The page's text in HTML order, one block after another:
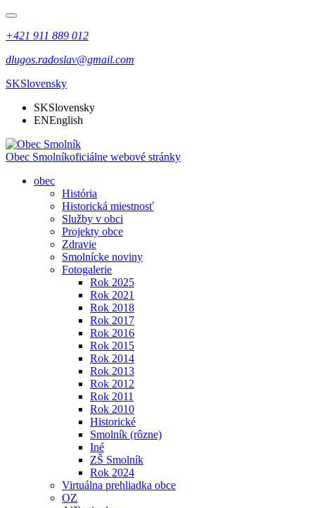
+421 911 889 012
dlugos.radoslav@gmail.com
SKSlovensky
SKSlovensky
ENEnglish
Obec Smolníkoficiálne webové stránky
obec
História
Historická miestnosť
Služby v obci
Projekty obce
Zdravie
Smolnícke noviny
Fotogalerie
Rok 2025
Rok 2021
Rok 2018
Rok 2017
Rok 2016
Rok 2015
Rok 2014
Rok 2013
Rok 2012
Rok 2011
Rok 2010
Historické
Smolník (rôzne)
Iné
ZŠ Smolník
Rok 2024
Virtuálna prehliadka obce
OZ